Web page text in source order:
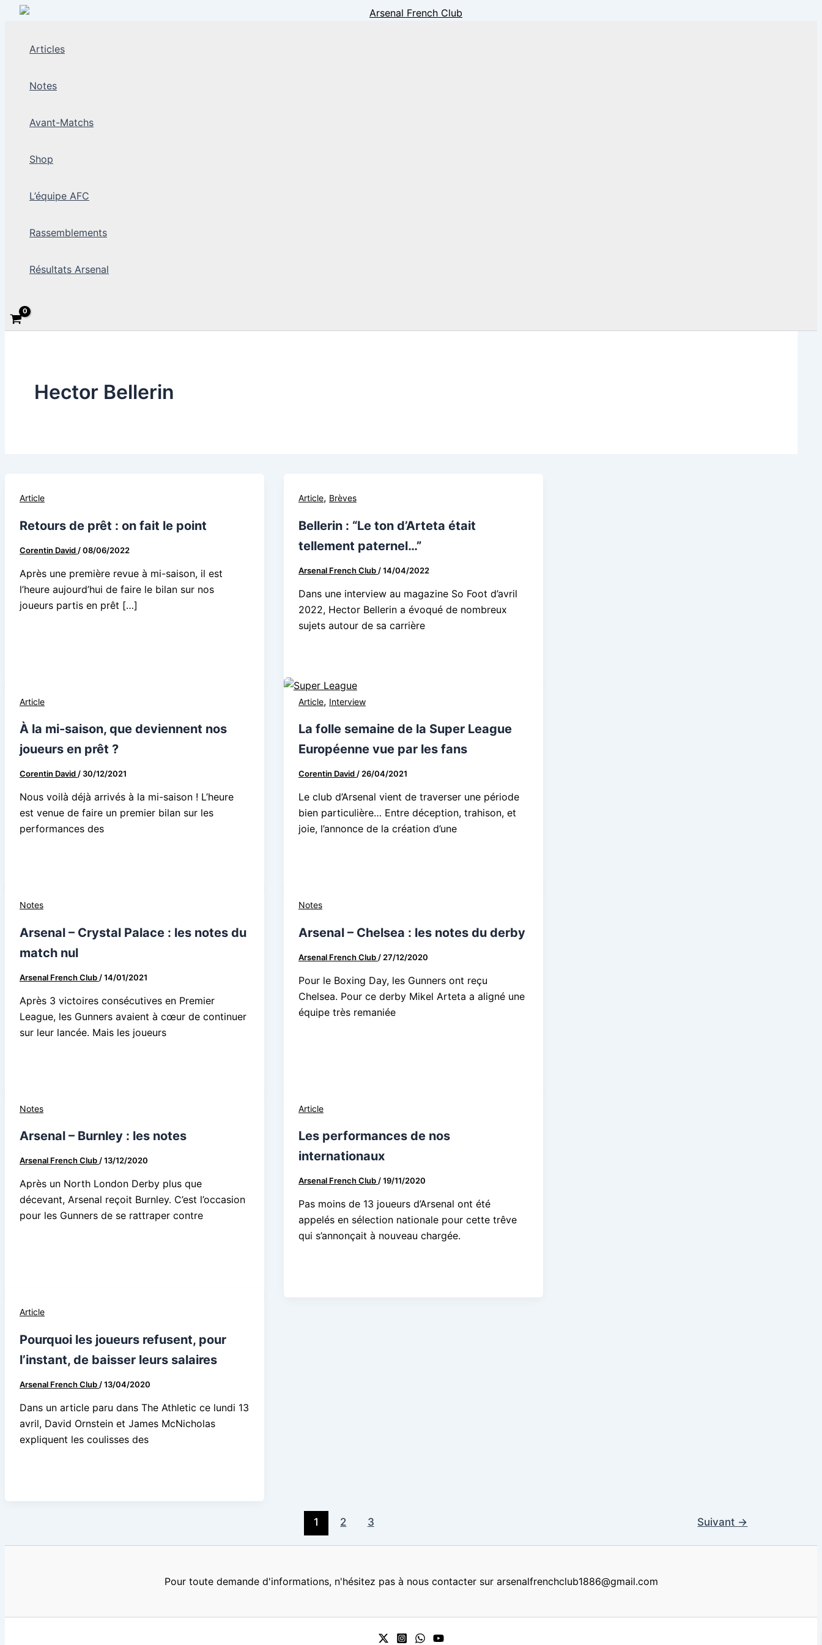
Aller
contenuArticles
Notes
Avant-Matchs
Shop
L’équipe AFC
Rassemblements
Résultats Arsenal
Rechercher
Hector Bellerin
Article
Retours de prêt : on fait le point
Corentin David /08/06/2022
Après une première revue à mi-saison, il est
l’heure aujourd’hui de faire le bilan sur nos
joueurs partis en prêt […]
Article, Brèves
Bellerin : “Le ton d’Arteta était
tellement paternel…”
Arsenal French Club /14/04/2022
Dans une interview au magazine So Foot d’avril
2022, Hector Bellerin a évoqué de nombreux
sujets autour de sa carrière
Article
À la mi-saison, que deviennent nos
joueurs en prêt ?
Corentin David / 30/12/2021
Nous voilà déjà arrivés à la mi-saison ! L’heure
est venue de faire un premier bilan sur les
performances des
Article, Interview
La folle semaine de la Super League
Européenne vue par les fans
Corentin David / 26/04/2021
Le club d’Arsenal vient de traverser une période
bien particulière… Entre déception, trahison, et
joie, l’annonce de la création d’une
Notes
Arsenal – Crystal Palace : les notes du
match nul
Arsenal French Club /14/01/2021
Après 3 victoires consécutives en Premier
League, les Gunners avaient à cœur de continuer
sur leur lancée. Mais les joueurs
Notes
Arsenal – Chelsea : les notes du derby
Arsenal French Club / 27/12/2020
Pour le Boxing Day, les Gunners ont reçu
Chelsea. Pour ce derby Mikel Arteta a aligné une
équipe très remaniée
Notes
Arsenal – Burnley : les notes
Arsenal French Club/13/12/2020
Après un North London Derby plus que
décevant, Arsenal reçoit Burnley. C’est l’occasion
pour les Gunners de se rattraper contre
Article
Les performances de nos
internationaux
Arsenal French Club/19/11/2020
Pas moins de 13 joueurs d’Arsenal ont été
appelés en sélection nationale pour cette trêve
qui s’annonçait à nouveau chargée.
Article
Pourquoi les joueurs refusent, pour
l’instant, de baisser leurs salaires
Arsenal French Club /13/04/2020
Dans un article paru dans The Athletic ce lundi 13
avril, David Ornstein et James McNicholas
expliquent les coulisses des
1 2 3 Suivant →
Pour toute demande d'informations, n'hésitez pas à nous contacter sur arsenalfrenchclub1886@gmail.com